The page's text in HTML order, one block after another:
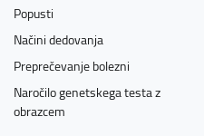
Popusti
Načini dedovanja
Preprečevanje bolezni
Naročilo genetskega testa z
obrazcem